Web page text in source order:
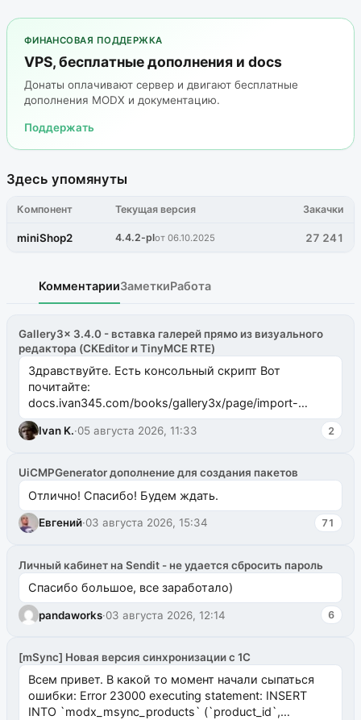
ФИНАНСОВАЯ ПОДДЕРЖКА
VPS, бесплатные дополнения и docs
Донаты оплачивают сервер и двигают бесплатные
дополнения MODX и документацию.
Поддержать
Здесь упомянуты
Компонент Текущая версия Закачки
miniShop2 4.4.2-plот 06.10.2025 27 241
КомментарииЗаметкиРабота
Gallery3x 3.4.0 - вставка галерей прямо из визуального
редактора (CKEditor и TinyMCE RTE)
Здравствуйте. Есть консольный скрипт Вот
почитайте:
docs.ivan345.com/books/gallery3x/page/import-
ms2galleryphp
Ivan K.·05 августа 2026, 11:33 2
UiCMPGenerator дополнение для создания пакетов
Отлично! Спасибо! Будем ждать.
Евгений·03 августа 2026, 15:34 71
Личный кабинет на Sendit - не удается сбросить пароль
Спасибо большое, все заработало)
pandaworks·03 августа 2026, 12:14 6
[mSync] Новая версия синхронизации с 1С
Всем привет. В какой то момент начали сыпаться
ошибки: Error 23000 executing statement: INSERT
INTO `modx_msync_products` (`product_id`,